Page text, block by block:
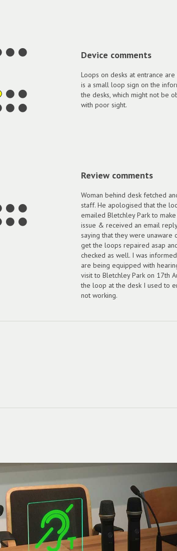
Device comments
Loops on desks at entrance
is a small loop sign on the
the desks, which might not be
with poor sight.
Review comments
Woman behind desk fetched
staff. He apologised that the
emailed Bletchley Park to
issue & received an email
saying that they were
get the loops repaired asap
checked as well. I was
are being equipped with
visit to Bletchley Park on 17th
the loop at the desk I used to
not working.